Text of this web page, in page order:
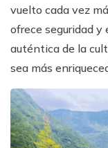
vuelto cada vez
ofrece seguridad
auténtica de la
sea más